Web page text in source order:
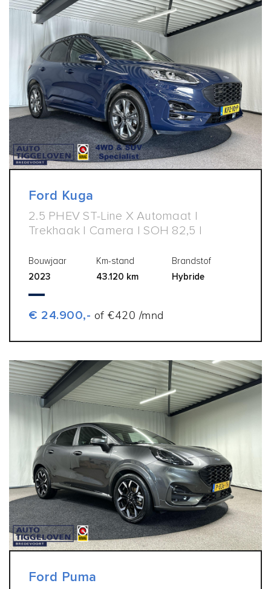
Ford Kuga
2.5 PHEV ST-Line X Automaat |
Trekhaak | Camera | SOH 82,5 |
Bouwjaar
2023
Km-stand
43.120 km
Brandstof
Hybride
€ 24.900,- of €420 /mnd
Ford Puma